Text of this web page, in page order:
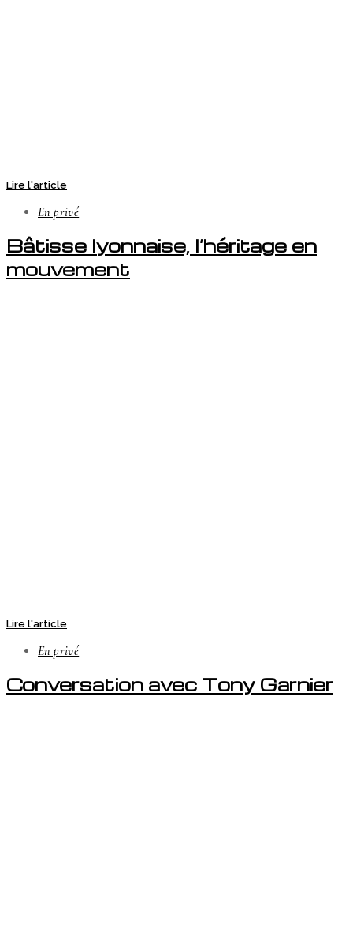
Lire l'article
En privé
Bâtisse lyonnaise, l’héritage en
mouvement
Lire l'article
En privé
Conversation avec Tony Garnier